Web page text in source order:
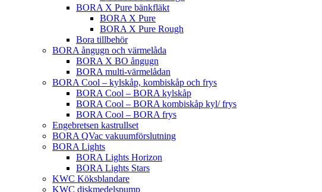
BORA X Pure bänkfläkt
BORA X Pure
BORA X Pure Rough
Bora tillbehör
BORA ångugn och värmelåda
BORA X BO ångugn
BORA multi-värmelådan
BORA Cool – kylskåp, kombiskåp och frys
BORA Cool – BORA kylskåp
BORA Cool – BORA kombiskåp kyl/ frys
BORA Cool – BORA frys
Engebretsen kastrullset
BORA QVac vakuumförslutning
BORA Lights
BORA Lights Horizon
BORA Lights Stars
KWC Köksblandare
KWC diskmedelspump